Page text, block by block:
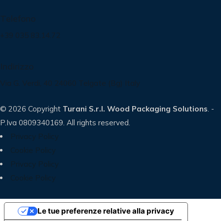
© 2026 Copyright Turani S.r.l. Wood Packaging Solutions. -
P.Iva 0809340169. All rights reserved.
Privacy Policy
Cookie Policy
Privacy Policy
Cookie Policy
Le tue preferenze relative alla privacy